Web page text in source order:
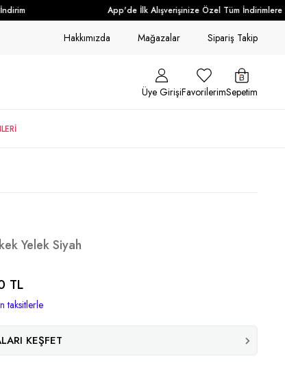
App'de İlk Alışverişinize Özel Tüm İndirimlere
Hakkımızda Mağazalar Sipariş Takip
Üye GirişiFavorilerimSepetim
Yelek Siyah
TL
taksitlerle
KEŞFET